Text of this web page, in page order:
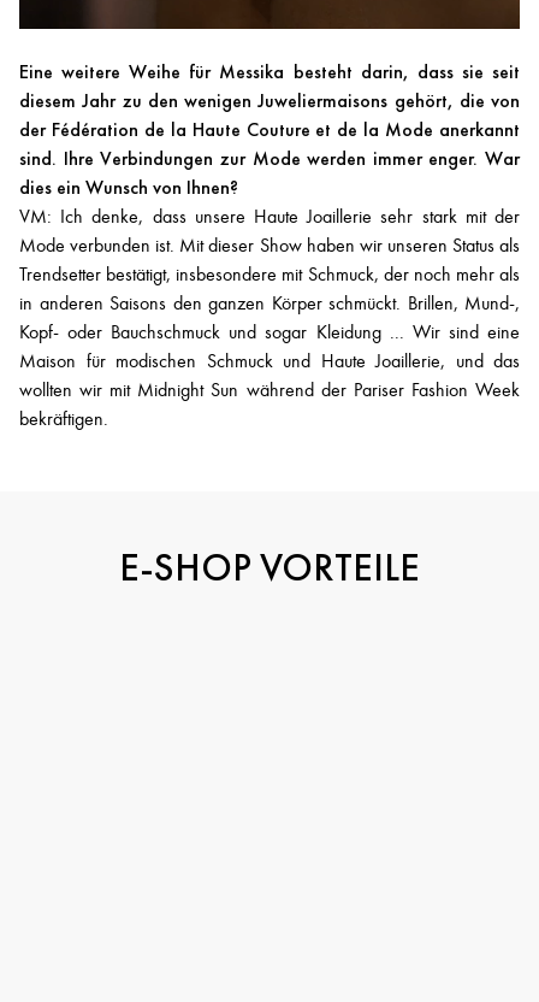
Eine weitere Weihe für Messika besteht darin, dass sie seit
diesem Jahr zu den wenigen Juweliermaisons gehört, die von
der Fédération de la Haute Couture et de la Mode anerkannt
sind. Ihre Verbindungen zur Mode werden immer enger. War
dies ein Wunsch von Ihnen?
VM: Ich denke, dass unsere Haute Joaillerie sehr stark mit der
Mode verbunden ist. Mit dieser Show haben wir unseren Status als
Trendsetter bestätigt, insbesondere mit Schmuck, der noch mehr als
in anderen Saisons den ganzen Körper schmückt. Brillen, Mund-,
Kopf- oder Bauchschmuck und sogar Kleidung ... Wir sind eine
Maison für modischen Schmuck und Haute Joaillerie, und das
wollten wir mit Midnight Sun während der Pariser Fashion Week
bekräftigen.
E-SHOP VORTEILE